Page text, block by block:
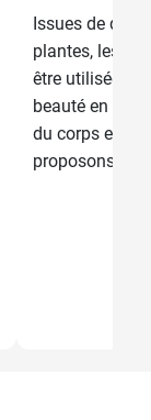
Issues de
plantes, les
être utilisées
beauté en tant
du corps et
proposons un